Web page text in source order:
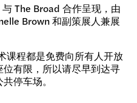
The Broad 合作呈现，由
Brown 和副策展人兼展
课程都是免费向所有人开放
有限，所以请尽早到达寻
停车场。